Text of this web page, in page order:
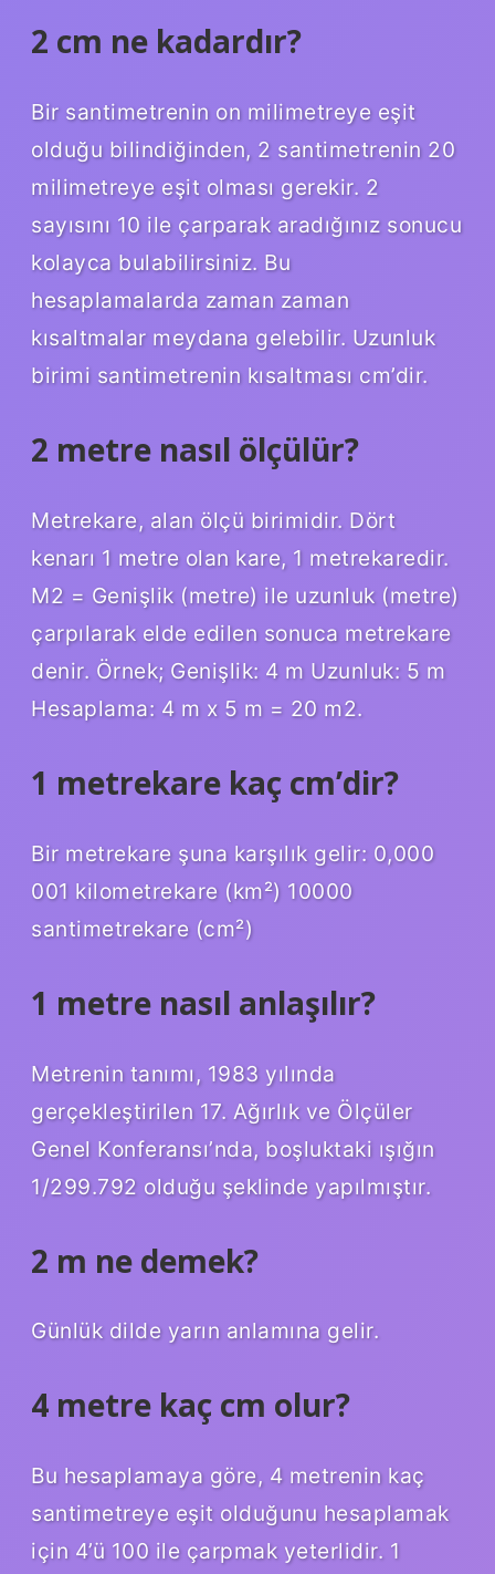
2 cm ne kadardır?
Bir santimetrenin on milimetreye eşit
olduğu bilindiğinden, 2 santimetrenin 20
milimetreye eşit olması gerekir. 2
sayısını 10 ile çarparak aradığınız sonucu
kolayca bulabilirsiniz. Bu
hesaplamalarda zaman zaman
kısaltmalar meydana gelebilir. Uzunluk
birimi santimetrenin kısaltması cm’dir.
2 metre nasıl ölçülür?
Metrekare, alan ölçü birimidir. Dört
kenarı 1 metre olan kare, 1 metrekaredir.
M2 = Genişlik (metre) ile uzunluk (metre)
çarpılarak elde edilen sonuca metrekare
denir. Örnek; Genişlik: 4 m Uzunluk: 5 m
Hesaplama: 4 m x 5 m = 20 m2.
1 metrekare kaç cm’dir?
Bir metrekare şuna karşılık gelir: 0,000
001 kilometrekare (km²) 10000
santimetrekare (cm²)
1 metre nasıl anlaşılır?
Metrenin tanımı, 1983 yılında
gerçekleştirilen 17. Ağırlık ve Ölçüler
Genel Konferansı’nda, boşluktaki ışığın
1/299.792 olduğu şeklinde yapılmıştır.
2 m ne demek?
Günlük dilde yarın anlamına gelir.
4 metre kaç cm olur?
Bu hesaplamaya göre, 4 metrenin kaç
santimetreye eşit olduğunu hesaplamak
için 4’ü 100 ile çarpmak yeterlidir. 1